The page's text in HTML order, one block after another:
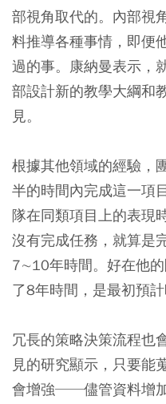
部視角取代的。內部視
料推導各種事情，即便
過的事。康納曼表示，
部設計新的教學大綱和
見。
根據其他領域的經驗，
半的時間內完成這一項
隊在同類項目上的表現
沒有完成任務，就算是
7∼10年時間。好在他
了8年時間，是最初預計
冗長的策略決策流程也
見的研究顯示，只要能
會增強──儘管資料增